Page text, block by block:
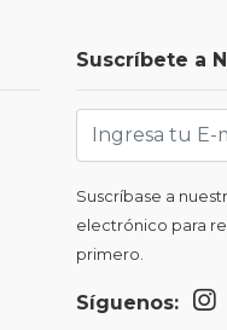
Suscríbete a
Suscríbase a
electrónico para
primero.
Síguenos: